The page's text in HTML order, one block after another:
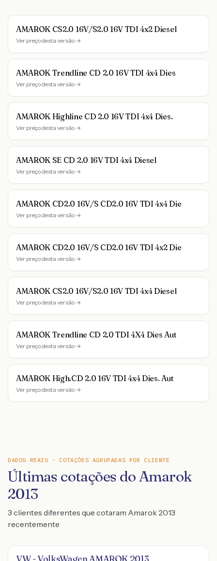
AMAROK CS2.0 16V/S2.0 16V TDI 4x2 Diesel
Ver preço desta versão →
AMAROK Trendline CD 2.0 16V TDI 4x4 Dies
Ver preço desta versão →
AMAROK Highline CD 2.0 16V TDI 4x4 Dies.
Ver preço desta versão →
AMAROK SE CD 2.0 16V TDI 4x4 Diesel
Ver preço desta versão →
AMAROK CD2.0 16V/S CD2.0 16V TDI 4x4 Die
Ver preço desta versão →
AMAROK CD2.0 16V/S CD2.0 16V TDI 4x2 Die
Ver preço desta versão →
AMAROK CS2.0 16V/S2.0 16V TDI 4x4 Diesel
Ver preço desta versão →
AMAROK Trendline CD 2.0 TDI 4X4 Dies Aut
Ver preço desta versão →
AMAROK High.CD 2.0 16V TDI 4x4 Dies. Aut
Ver preço desta versão →
DADOS REAIS · COTAÇÕES AGRUPADAS POR CLIENTE
Últimas cotações do Amarok
2013
3 clientes diferentes que cotaram Amarok 2013
recentemente